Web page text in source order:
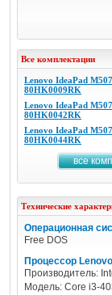
Все комплектации
Lenovo IdeaPad
80HK0009RK
Lenovo IdeaPad
80HK0042RK
Lenovo IdeaPad
80HK0044RK
все
Технические
Операционная
Free DOS
Процессор
Производитель:
Модель: Core i3-